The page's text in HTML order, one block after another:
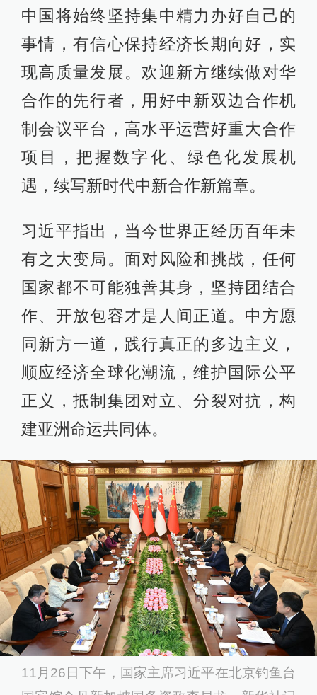
中国将始终坚持集中精力办好自己的
事情，有信心保持经济长期向好，实
现高质量发展。欢迎新方继续做对华
合作的先行者，用好中新双边合作机
制会议平台，高水平运营好重大合作
项目，把握数字化、绿色化发展机
遇，续写新时代中新合作新篇章。
习近平指出，当今世界正经历百年未
有之大变局。面对风险和挑战，任何
国家都不可能独善其身，坚持团结合
作、开放包容才是人间正道。中方愿
同新方一道，践行真正的多边主义，
顺应经济全球化潮流，维护国际公平
正义，抵制集团对立、分裂对抗，构
建亚洲命运共同体。
11月26日下午，国家主席习近平在北京钓鱼台